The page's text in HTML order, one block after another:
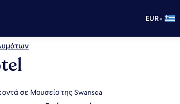
EUR•
σε Μουσείο της Swansea